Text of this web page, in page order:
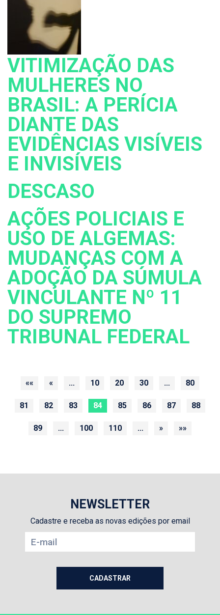
VITIMIZAÇÃO DAS
MULHERES NO
BRASIL: A PERÍCIA
DIANTE DAS
EVIDÊNCIAS VISÍVEIS
E INVISÍVEIS
DESCASO
AÇÕES POLICIAIS E
USO DE ALGEMAS:
MUDANÇAS COM A
ADOÇÃO DA SÚMULA
VINCULANTE Nº 11
DO SUPREMO
TRIBUNAL FEDERAL
«« « ... 10 20 30 ... 80
81 82 83 84 85 86 87 88
89 ... 100 110 ... » »»
NEWSLETTER
Cadastre e receba as novas edições por email